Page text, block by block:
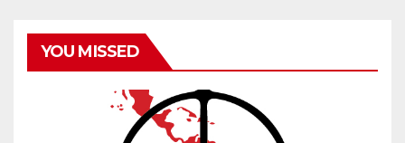
YOU MISSED